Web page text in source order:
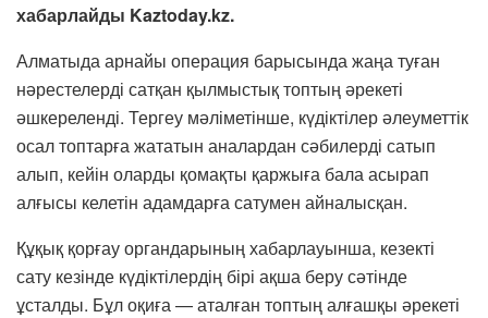
хабарлайды Kaztoday.kz.
Алматыда арнайы операция барысында жаңа туған
нәрестелерді сатқан қылмыстық топтың әрекеті
әшкереленді. Тергеу мәліметінше, күдіктілер әлеуметтік
осал топтарға жататын аналардан сәбилерді сатып
алып, кейін оларды қомақты қаржыға бала асырап
алғысы келетін адамдарға сатумен айналысқан.
Құқық қорғау органдарының хабарлауынша, кезекті
сату кезінде күдіктілердің бірі ақша беру сәтінде
ұсталды. Бұл оқиға — аталған топтың алғашқы әрекеті